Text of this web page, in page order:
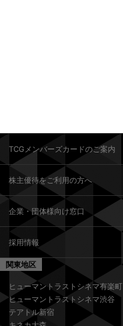
TCGメンバーズカードのご案内
株主優待をご利用の方へ
企業・団体様向け窓口
採用情報
関東地区
ヒューマントラストシネマ有楽町
ヒューマントラストシネマ渋谷
テアトル新宿